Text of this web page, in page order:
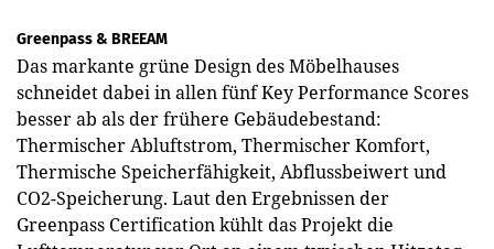
Greenpass & BREEAM
Das markante grüne Design des Möbelhauses
schneidet dabei in allen fünf Key Performance Scores
besser ab als der frühere Gebäudebestand:
Thermischer Abluftstrom, Thermischer Komfort,
Thermische Speicherfähigkeit, Abflussbeiwert und
CO2-Speicherung. Laut den Ergebnissen der
Greenpass Certification kühlt das Projekt die